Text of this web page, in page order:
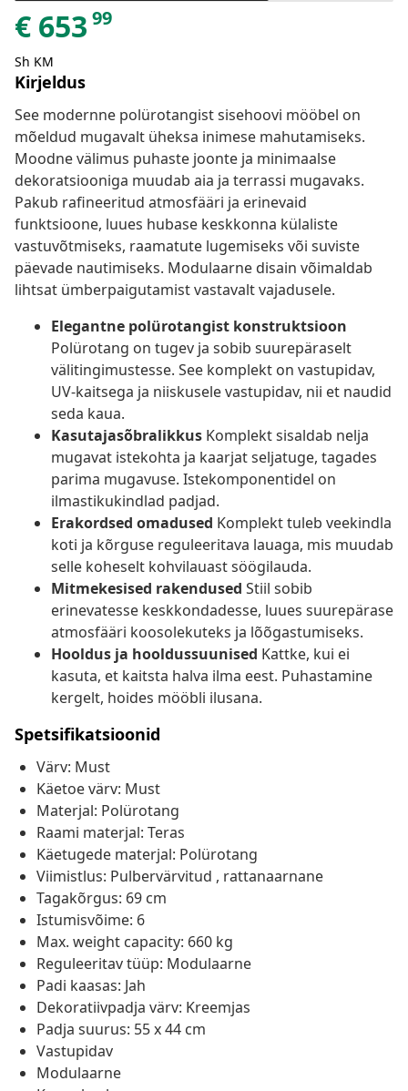
€ 653 99
Sh KM
Kirjeldus
See modernne polürotangist sisehoovi mööbel on
mõeldud mugavalt üheksa inimese mahutamiseks.
Moodne välimus puhaste joonte ja minimaalse
dekoratsiooniga muudab aia ja terrassi mugavaks.
Pakub rafineeritud atmosfääri ja erinevaid
funktsioone, luues hubase keskkonna külaliste
vastuvõtmiseks, raamatute lugemiseks või suviste
päevade nautimiseks. Modulaarne disain võimaldab
lihtsat ümberpaigutamist vastavalt vajadusele.
Elegantne polürotangist konstruktsioon
Polürotang on tugev ja sobib suurepäraselt
välitingimustesse. See komplekt on vastupidav,
UV-kaitsega ja niiskusele vastupidav, nii et naudid
seda kaua.
Kasutajasõbralikkus Komplekt sisaldab nelja
mugavat istekohta ja kaarjat seljatuge, tagades
parima mugavuse. Istekomponentidel on
ilmastikukindlad padjad.
Erakordsed omadused Komplekt tuleb veekindla
koti ja kõrguse reguleeritava lauaga, mis muudab
selle koheselt kohvilauast söögilauda.
Mitmekesised rakendused Stiil sobib
erinevatesse keskkondadesse, luues suurepärase
atmosfääri koosolekuteks ja lõõgastumiseks.
Hooldus ja hooldussuunised Kattke, kui ei
kasuta, et kaitsta halva ilma eest. Puhastamine
kergelt, hoides mööbli ilusana.
Spetsifikatsioonid
Värv: Must
Käetoe värv: Must
Materjal: Polürotang
Raami materjal: Teras
Käetugede materjal: Polürotang
Viimistlus: Pulbervärvitud , rattanaarnane
Tagakõrgus: 69 cm
Istumisvõime: 6
Max. weight capacity: 660 kg
Reguleeritav tüüp: Modulaarne
Padi kaasas: Jah
Dekoratiivpadja värv: Kreemjas
Padja suurus: 55 x 44 cm
Vastupidav
Modulaarne